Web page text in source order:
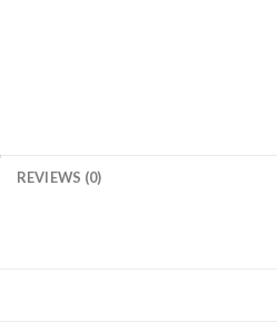
REVIEWS (0)